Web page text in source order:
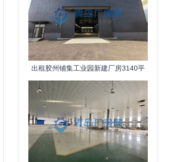
出租胶州铺集工业园新建厂房3140平
檐高12米可安行车办环评